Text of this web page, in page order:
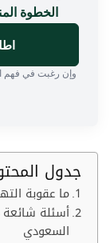
الخطوة
وإن رغبت في فهم
جدول
ما عقوبة
أسئلة
السعودي